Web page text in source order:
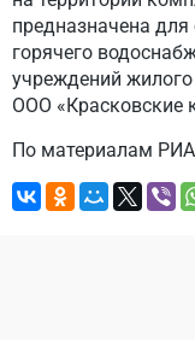
предназначена для
горячего
учреждений
ООО «Красковские
По материалам